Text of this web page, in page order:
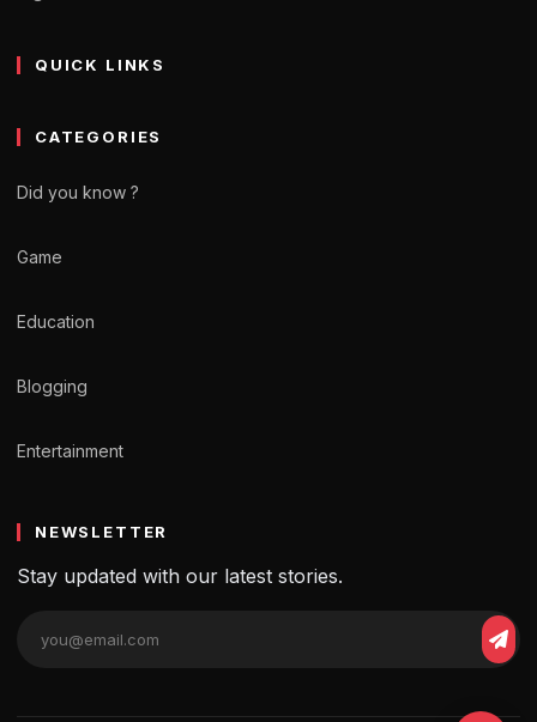
QUICK LINKS
CATEGORIES
Did you know ?
Game
Education
Blogging
Entertainment
NEWSLETTER
Stay updated with our latest stories.